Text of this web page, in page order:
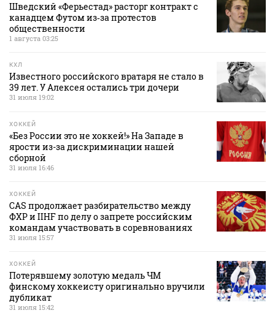
Шведский «Ферьестад» расторг контракт с
канадцем Футом из‑за протестов
общественности
1 августа 03:25
КХЛ
Известного российского вратаря не стало в
39 лет. У Алексея остались три дочери
31 июля 19:02
ХОККЕЙ
«Без России это не хоккей!» На Западе в
ярости из-за дискриминации нашей
сборной
31 июля 16:46
ХОККЕЙ
CAS продолжает разбирательство между
ФХР и IIHF по делу о запрете российским
командам участвовать в соревнованиях
31 июля 15:57
ХОККЕЙ
Потерявшему золотую медаль ЧМ
финскому хоккеисту оригинально вручили
дубликат
31 июля 15:42